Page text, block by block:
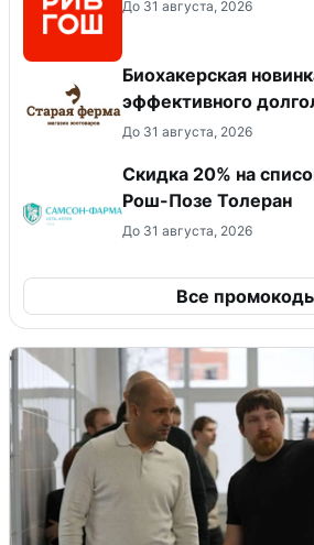
До 31 августа, 2026
Биохакерская
эффективного
До 31 августа, 2026
Скидка 20% на
Рош-Позе Толеран
До 31 августа, 2026
Все